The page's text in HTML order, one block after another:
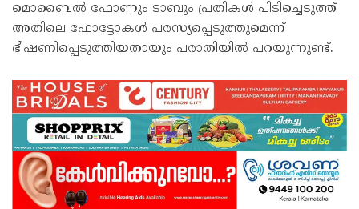
മൊബൈൽ ഫോണും ടാബും പ്രതികൾ പിടിച്ചെടുത്ത്
അതിലെ ഫോട്ടോകൾ പരസ്യപ്പെടുത്തുമെന്ന്
ഭീഷണിപ്പെടുത്തിയതായും പരാതിയിൽ പറയുന്നുണ്ട്.